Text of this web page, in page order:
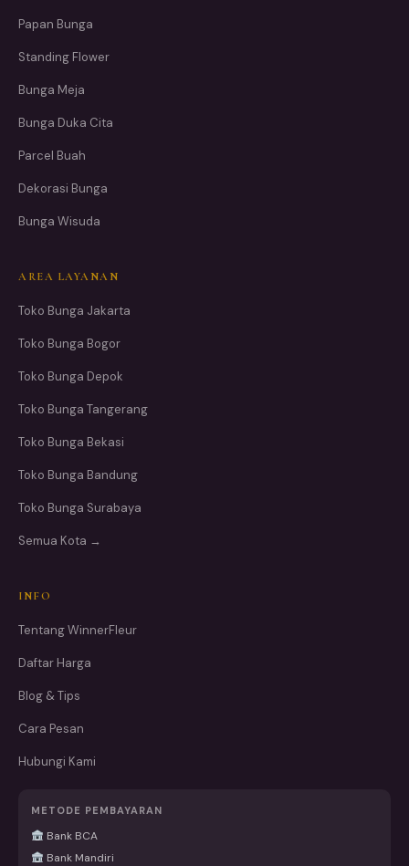
Papan Bunga
Standing Flower
Bunga Meja
Bunga Duka Cita
Parcel Buah
Dekorasi Bunga
Bunga Wisuda
AREA LAYANAN
Toko Bunga Jakarta
Toko Bunga Bogor
Toko Bunga Depok
Toko Bunga Tangerang
Toko Bunga Bekasi
Toko Bunga Bandung
Toko Bunga Surabaya
Semua Kota →
INFO
Tentang WinnerFleur
Daftar Harga
Blog & Tips
Cara Pesan
Hubungi Kami
METODE PEMBAYARAN
Bank BCA
Bank Mandiri